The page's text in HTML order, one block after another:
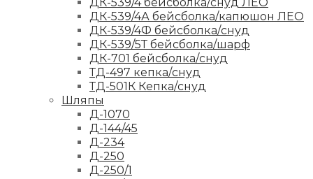
ДК-539/4А бейсболка/капюшон ЛЕО
ДК-539/4Ф бейсболка/снуд
ДК-539/5Т бейсболка/шарф
ДК-701 бейсболка/снуд
ТД-497 кепка/снуд
ТД-501К Кепка/снуд
Шляпы
Д-1070
Д-144/45
Д-234
Д-250
Д-250/1